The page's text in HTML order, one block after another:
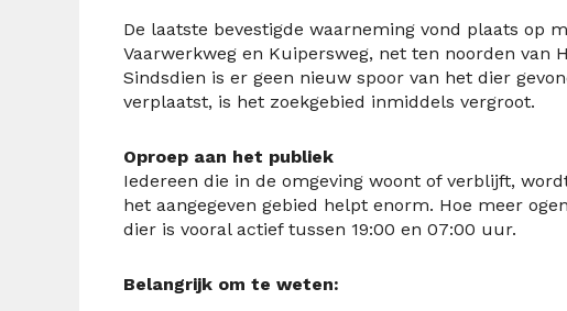
De laatste bevestigde waarneming vond plaats op
Vaarwerkweg en Kuipersweg, net ten noorden van
Sindsdien is er geen nieuw spoor van het dier
verplaatst, is het zoekgebied inmiddels vergroot.
Oproep aan het publiek
Iedereen die in de omgeving woont of verblijft,
het aangegeven gebied helpt enorm. Hoe meer
dier is vooral actief tussen 19:00 en 07:00 uur.
Belangrijk om te weten: